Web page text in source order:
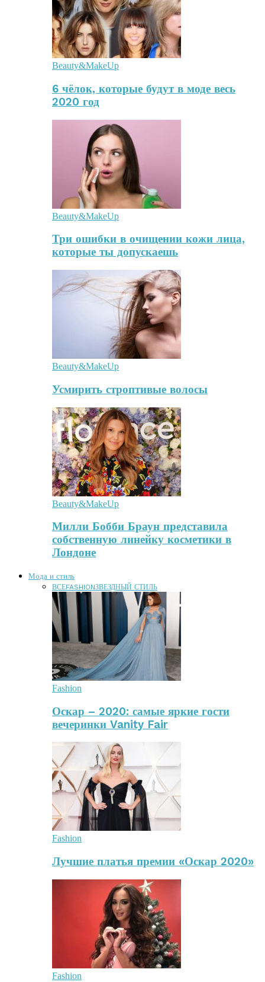
Beauty&MakeUp
6 чёлок, которые будут в моде весь
2020 год
Beauty&MakeUp
Три ошибки в очищении кожи лица,
которые ты допускаешь
Beauty&MakeUp
Усмирить строптивые волосы
Beauty&MakeUp
Милли Бобби Браун представила
собственную линейку косметики в
Лондоне
Мода и стиль
ВСЕFASHIONЗВЕЗДНЫЙ СТИЛЬ
Fashion
Оскар – 2020: самые яркие гости
вечеринки Vanity Fair
Fashion
Лучшие платья премии «Оскар 2020»
Fashion